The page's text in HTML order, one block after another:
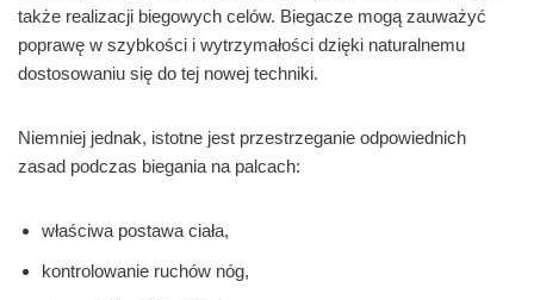
także realizacji biegowych celów. Biegacze mogą zauważyć
poprawę w szybkości i wytrzymałości dzięki naturalnemu
dostosowaniu się do tej nowej techniki.
Niemniej jednak, istotne jest przestrzeganie odpowiednich
zasad podczas biegania na palcach:
właściwa postawa ciała,
kontrolowanie ruchów nóg,